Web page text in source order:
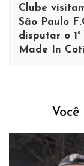
Clube
São Paulo
disputar o 1°
Made In